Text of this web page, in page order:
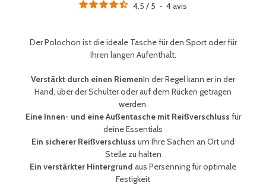
4.5 / 5 - 4avis
Der Polochon ist die ideale Tasche für den Sport oder für
Ihren langen Aufenthalt.
Verstärkt durch einen RiemenIn der Regel kann er in der
Hand, über der Schulter oder auf dem Rücken getragen
werden.
Eine Innen- und eine Außentasche mit Reißverschluss für
deine Essentials
Ein sicherer Reißverschluss um Ihre Sachen an Ort und
Stelle zu halten
Ein verstärkter Hintergrund aus Persenning für optimale
Festigkeit